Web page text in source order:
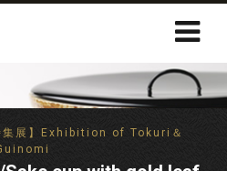
集展】Exhibition of Tokuri＆